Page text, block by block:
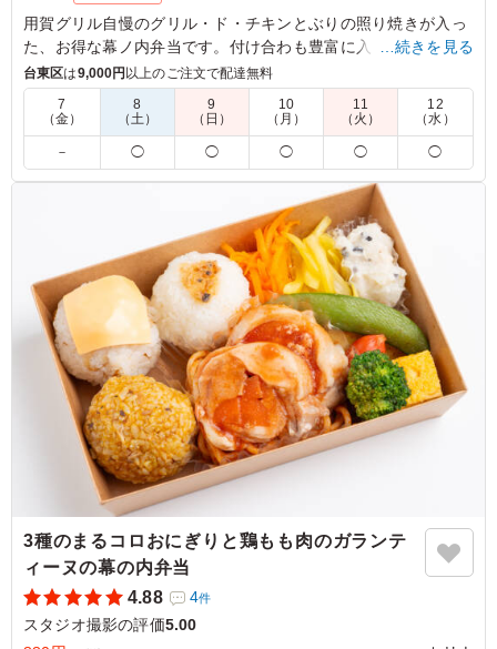
用賀グリル自慢のグリル・ド・チキンとぶりの照り焼きが入っ
た、お得な幕ノ内弁当です。付け合わも豊富に入っていて、
様々なシーンでお使いいただけます。オリジナルソースは8種
類からお選びいただけます。
株式会社ハイブリッドファクトリー
直火網焼きのグリル・ド・チキンは表面こんがり香ばし
く、中身はしっとり柔らかで非常に美味しかったです。ぶ
りの照り焼きも甘みがあり、高タンパク質のおかずがバラ
ンス良く入ったお弁当でした。副菜の種類も豊富で食べご
たえがあり、満足度の高いお弁当でした。
ご利用シーン： ロケ・撮影 ›スタジオ撮影
東京都千代田区丸の内2026/05/29
…続きを見る
台東区は9,000円以上のご注文で配達無料
7
（金）
8
（土）
9
（日）
10
（月）
11
（火）
12
（水）
－ ◯ ◯ ◯ ◯ ◯
3種のまるコロおにぎりと鶏もも肉のガランテ
ィーヌの幕の内弁当
4.88
4件
スタジオ撮影の評価5.00